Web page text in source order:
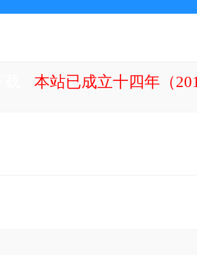
本站已成立十四年（